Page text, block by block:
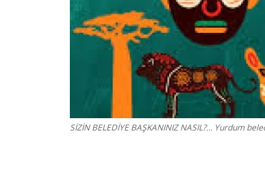
SİZİN BELEDİYE BAŞKANINIZ NASIL?… Yurdum